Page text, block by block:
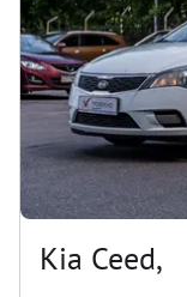
Kia Ceed,